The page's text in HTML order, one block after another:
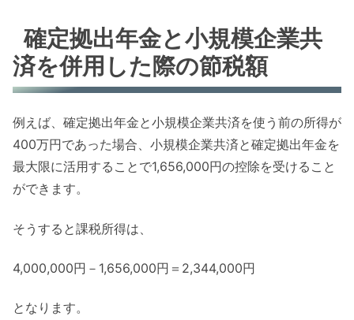
確定拠出年金と小規模企業共
済を併用した際の節税額
例えば、確定拠出年金と小規模企業共済を使う前の所得が
400万円であった場合、小規模企業共済と確定拠出年金を
最大限に活用することで1,656,000円の控除を受けること
ができます。
そうすると課税所得は、
4,000,000円－1,656,000円＝2,344,000円
となります。